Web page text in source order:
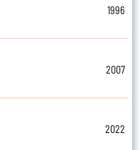
1996
2007
2022